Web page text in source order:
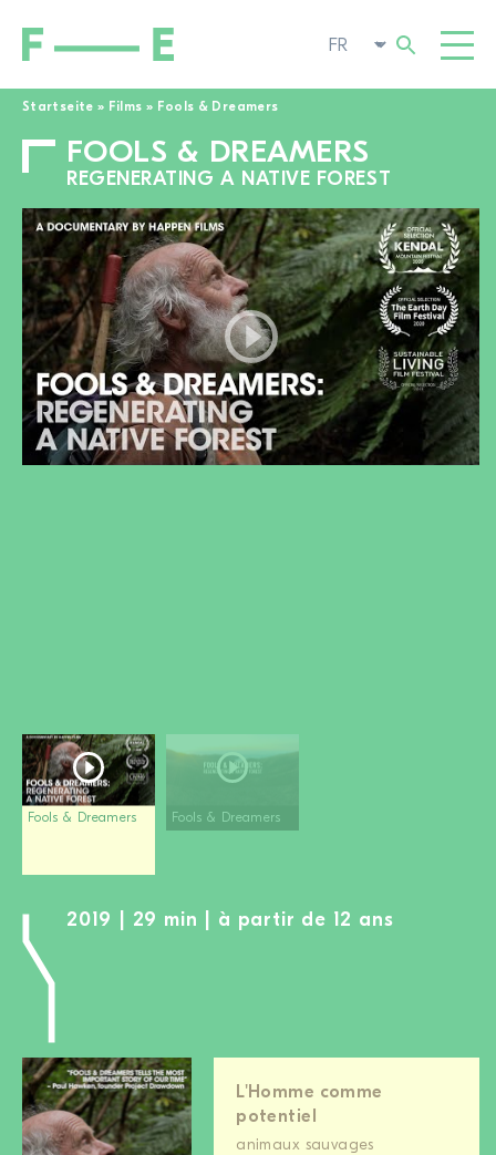
Startseite » Films » Fools & Dreamers
FOOLS & DREAMERS
REGENERATING A NATIVE FOREST
Fools & Dreamers Fools & Dreamers
2019 | 29 min | à partir de 12 ans
L'Homme comme
potentiel
animaux sauvages
FILMS
CINÉMA POP-UP
ENGAGEMENT
ACTUALITÉS
A PROPOS DE NOUS
Kits de film
Login
Rechercher :
À LA RECHERCHE DE FILMS